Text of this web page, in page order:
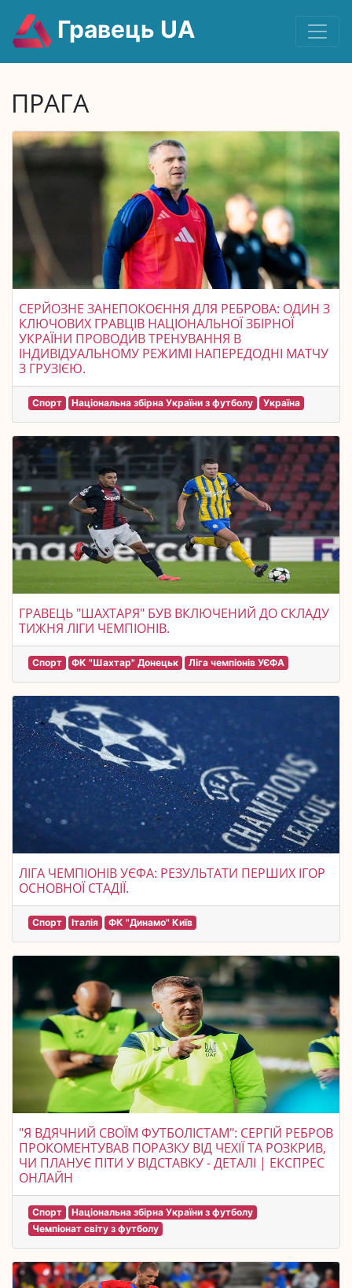
Гравець UA
ПРАГА
СЕРЙОЗНЕ ЗАНЕПОКОЄННЯ ДЛЯ РЕБРОВА: ОДИН З
КЛЮЧОВИХ ГРАВЦІВ НАЦІОНАЛЬНОЇ ЗБІРНОЇ
УКРАЇНИ ПРОВОДИВ ТРЕНУВАННЯ В
ІНДИВІДУАЛЬНОМУ РЕЖИМІ НАПЕРЕДОДНІ МАТЧУ
З ГРУЗІЄЮ.
Спорт Національна збірна України з футболу Україна
ГРАВЕЦЬ "ШАХТАРЯ" БУВ ВКЛЮЧЕНИЙ ДО СКЛАДУ
ТИЖНЯ ЛІГИ ЧЕМПІОНІВ.
Спорт ФК "Шахтар" Донецьк Ліга чемпіонів УЄФА
ЛІГА ЧЕМПІОНІВ УЄФА: РЕЗУЛЬТАТИ ПЕРШИХ ІГОР
ОСНОВНОЇ СТАДІЇ.
Спорт Італія ФК "Динамо" Київ
"Я ВДЯЧНИЙ СВОЇМ ФУТБОЛІСТАМ": СЕРГІЙ РЕБРОВ
ПРОКОМЕНТУВАВ ПОРАЗКУ ВІД ЧЕХІЇ ТА РОЗКРИВ,
ЧИ ПЛАНУЄ ПІТИ У ВІДСТАВКУ - ДЕТАЛІ | ЕКСПРЕС
ОНЛАЙН
Спорт
Національна збірна України з футболу
Чемпіонат світу з футболу